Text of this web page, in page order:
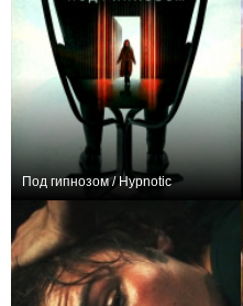
Под гипнозом / Hypnotic